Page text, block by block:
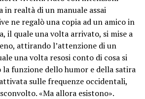
in realtà di un manuale assai
ne regalò una copia ad un amico in
il quale una volta arrivato, si mise a
attirando l’attenzione di un
una volta resosi conto di cosa si
funzione dello humor e della satira
sulle frequenze occidentali,
«Ma allora esistono».